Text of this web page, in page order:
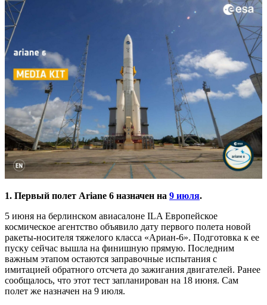
1. Первый полет Ariane 6 назначен на 9 июля.
5 июня на берлинском авиасалоне ILA Европейское
космическое агентство объявило дату первого полета новой
ракеты-носителя тяжелого класса «Ариан-6». Подготовка к ее
пуску сейчас вышла на финишную прямую. Последним
важным этапом остаются заправочные испытания с
имитацией обратного отсчета до зажигания двигателей. Ранее
сообщалось, что этот тест запланирован на 18 июня. Сам
полет же назначен на 9 июля.